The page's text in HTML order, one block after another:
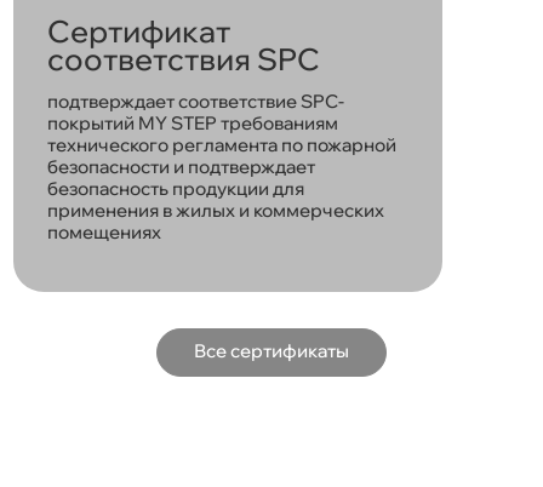
Сертификат
соответствия SPC
подтверждает соответствие SPC-
покрытий MY STEP требованиям
технического регламента по пожарной
безопасности и подтверждает
безопасность продукции для
применения в жилых и коммерческих
помещениях
Все сертификаты